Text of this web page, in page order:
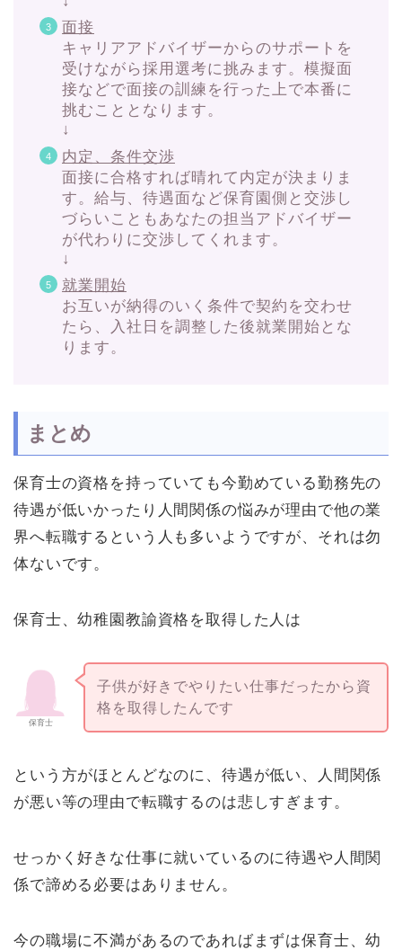
面接
キャリアアドバイザーからのサポートを
受けながら採用選考に挑みます。模擬面
接などで面接の訓練を行った上で本番に
挑むこととなります。
↓
内定、条件交渉
面接に合格すれば晴れて内定が決まりま
す。給与、待遇面など保育園側と交渉し
づらいこともあなたの担当アドバイザー
が代わりに交渉してくれます。
↓
就業開始
お互いが納得のいく条件で契約を交わせ
たら、入社日を調整した後就業開始とな
ります。
まとめ
保育士の資格を持っていても今勤めている勤務先の
待遇が低いかったり人間関係の悩みが理由で他の業
界へ転職するという人も多いようですが、それは勿
体ないです。
保育士、幼稚園教諭資格を取得した人は
保育士
子供が好きでやりたい仕事だったから資
格を取得したんです
という方がほとんどなのに、待遇が低い、人間関係
が悪い等の理由で転職するのは悲しすぎます。
せっかく好きな仕事に就いているのに待遇や人間関
係で諦める必要はありません。
今の職場に不満があるのであればまずは保育士、幼